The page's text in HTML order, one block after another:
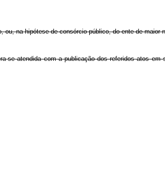
na hipótese de consórcio público, do ente de maior
se atendida com a publicação dos referidos atos